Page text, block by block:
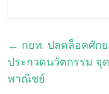
← กยท. ปลดล็อคศัก
ประกวดนวัตกรรม จุ
พาณิชย์